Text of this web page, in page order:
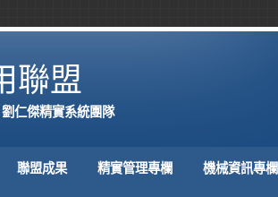
聯盟
仁傑精實系統團隊
聯盟成果 精實管理專欄 機械資訊專欄